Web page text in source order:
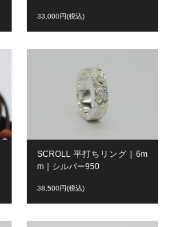
33,000円(税込)
SCROLL 平打ちリング｜6m
m｜シルバー950
38,500円(税込)